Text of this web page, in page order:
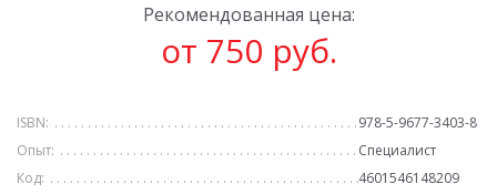
Рекомендованная цена:
от 750 руб.
ISBN:
978-5-9677-3403-8
Опыт:
Специалист
Код:
4601546148209